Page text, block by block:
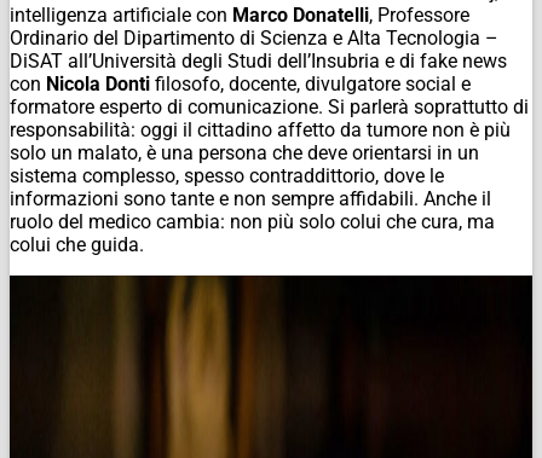
intelligenza artificiale con Marco Donatelli, Professore
Ordinario del Dipartimento di Scienza e Alta Tecnologia –
DiSAT all’Università degli Studi dell’Insubria e di fake news
con Nicola Donti filosofo, docente, divulgatore social e
formatore esperto di comunicazione. Si parlerà soprattutto di
responsabilità: oggi il cittadino affetto da tumore non è più
solo un malato, è una persona che deve orientarsi in un
sistema complesso, spesso contraddittorio, dove le
informazioni sono tante e non sempre affidabili. Anche il
ruolo del medico cambia: non più solo colui che cura, ma
colui che guida.